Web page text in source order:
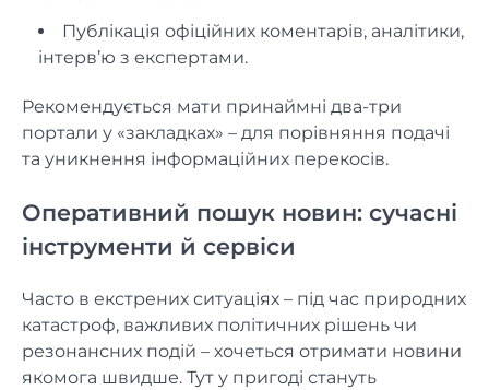
Публікація офіційних коментарів, аналітики,
інтерв’ю з експертами.
Рекомендується мати принаймні два-три
портали у «закладках» – для порівняння подачі
та уникнення інформаційних перекосів.
Оперативний пошук новин: сучасні
інструменти й сервіси
Часто в екстрених ситуаціях – під час природних
катастроф, важливих політичних рішень чи
резонансних подій – хочеться отримати новини
якомога швидше. Тут у пригоді стануть